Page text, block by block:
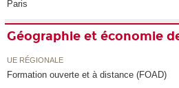
Paris
Géographie et économie
UE RÉGIONALE
Formation ouverte et à distance (FOAD)